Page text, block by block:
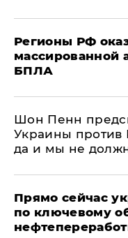
Регионы РФ
массированной
БПЛА
Шон Пенн
Украины против
да и мы не
Прямо сейчас
по ключевому